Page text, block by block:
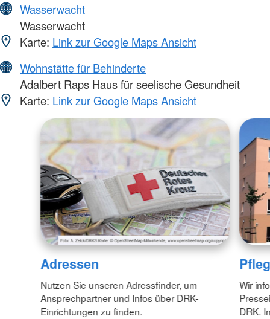
Wasserwacht
Wasserwacht
Karte: Link zur Google Maps Ansicht
Wohnstätte für Behinderte
Adalbert Raps Haus für seelische Gesundheit
Karte: Link zur Google Maps Ansicht
Adressen
Nutzen Sie unseren Adressfinder, um
Ansprechpartner und Infos über DRK-
Einrichtungen zu finden.
Wir
DRK.